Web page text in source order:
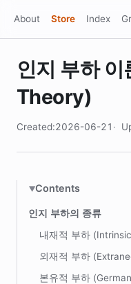
About Store Index
인지 부하
Theory)
Created:2026-06-21
Contents
인지 부하의 종류
내재적 부하
외재적 부하
본유적 부하